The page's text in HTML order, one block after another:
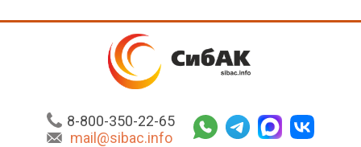
8-800-350-22-65
mail@sibac.info